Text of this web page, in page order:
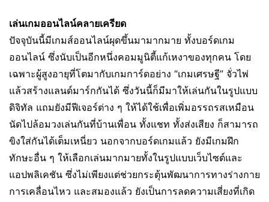
เล่นเกมออนไลน์คลายเครียด
ปัจจุบันนี้มีเกมส์ออนไลน์ผุดขึ้นมามากมาย ทั้งบอร์ดเกม
ออนไลน์ ซึ่งนับเป็นอีกหนึ่งคอมมูนิตี้แก้เหงาของทุกคน โดย
เฉพาะผู้สูงอายุที่โตมากับเกมการ์ดอย่าง “เกมเศรษฐี” จั่วไพ่
แล้วสร้างแลนด์มาร์กกันได้ ซึ่งวันนี้ก็มีมาให้เล่นกันในรูปแบบ
ดิจิทัล แถมยังมีฟีเจอร์ต่าง ๆ ให้ได้ใช้เพื่อเพิ่มอรรถรสเหมือน
นัดไปล้อมวงเล่นกันที่บ้านเพื่อน ทั้งแชท ทั้งส่งเสียง ก็สามารถ
ขิงใส่กันได้เต็มเหนี่ยว นอกจากบอร์ดเกมแล้ว ยังมีเกมฝึก
ทักษะอื่น ๆ ให้เลือกเล่นมากมายทั้งในรูปแบบเว็บไซต์และ
แอปพลิเคชัน ซึ่งไม่เพียงแต่ช่วยกระตุ้นพัฒนาการทางร่างกาย
การเคลื่อนไหว และสมองแล้ว ยังเป็นการลดความเสี่ยงที่เกิด